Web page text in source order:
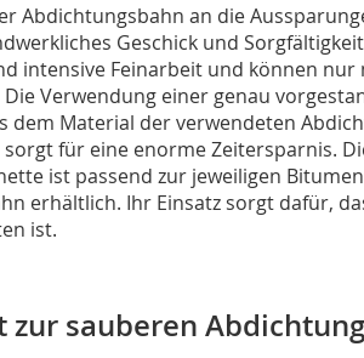
Abdichtungsbahn an die
Geschick und
intensive Feinarbeit und können nur
Verwendung einer genau
dem Material der verwendeten
für eine enorme Zeitersparnis.
ist passend zur jeweiligen
erhältlich. Ihr Einsatz sorgt dafür,
ist.
zur sauberen Abdichtung